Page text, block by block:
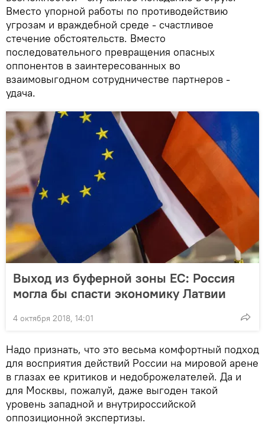
Вместо упорной работы по противодействию
угрозам и враждебной среде - счастливое
стечение обстоятельств. Вместо
последовательного превращения опасных
оппонентов в заинтересованных во
взаимовыгодном сотрудничестве партнеров -
удача.
Выход из буферной зоны ЕС: Россия
могла бы спасти экономику Латвии
4 октября 2018, 14:01
Надо признать, что это весьма комфортный подход
для восприятия действий России на мировой арене
в глазах ее критиков и недоброжелателей. Да и
для Москвы, пожалуй, даже выгоден такой
уровень западной и внутрироссийской
оппозиционной экспертизы.